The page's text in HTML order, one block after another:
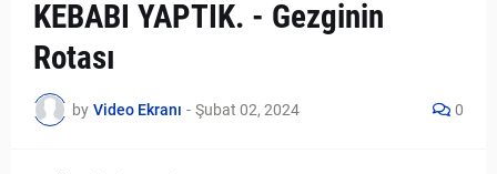
KEBABI YAPTIK. - Gezginin
Rotası
by Video Ekranı - Şubat 02, 2024 0